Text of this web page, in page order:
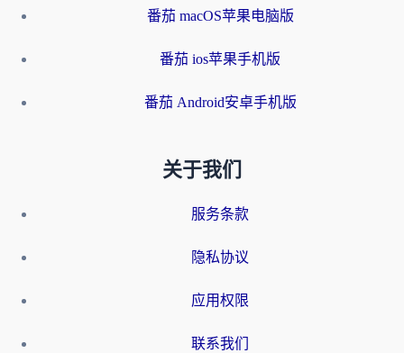
番茄 macOS苹果电脑版
番茄 ios苹果手机版
番茄 Android安卓手机版
关于我们
服务条款
隐私协议
应用权限
联系我们